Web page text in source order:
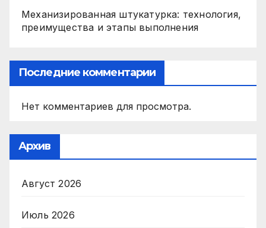
Механизированная штукатурка: технология,
преимущества и этапы выполнения
Последние комментарии
Нет комментариев для просмотра.
Архив
Август 2026
Июль 2026